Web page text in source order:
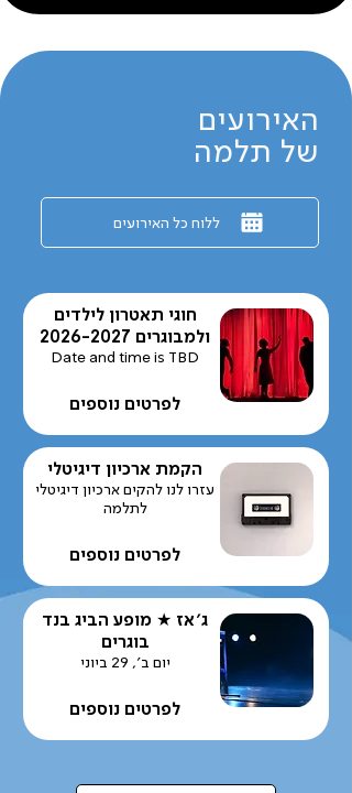
האירועים
של תלמה
ללוח כל האירועים
חוגי תאטרון לילדים
ולמבוגרים 2026-2027
Date and time is TBD
לפרטים נוספים
הקמת ארכיון דיגיטלי
עזרו לנו להקים ארכיון דיגיטלי
לתלמה
לפרטים נוספים
ג׳אז ★ מופע הביג בנד
בוגרים
יום ב׳, 29 ביוני
לפרטים נוספים